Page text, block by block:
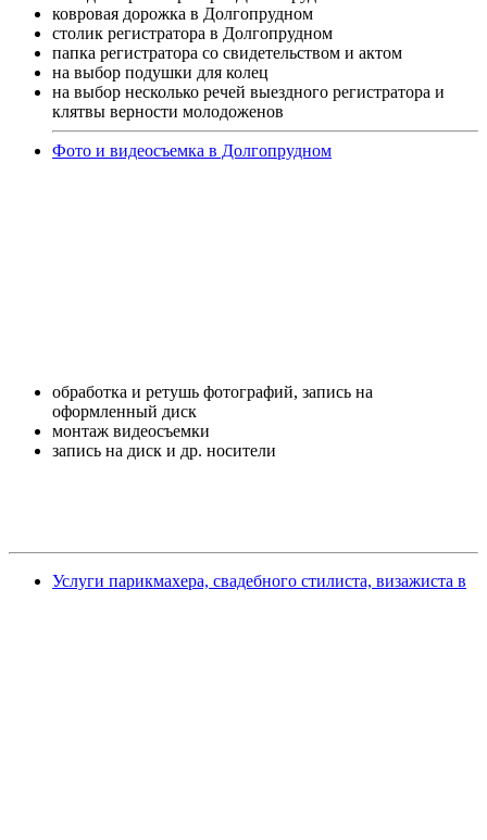
ковровая дорожка в Долгопрудном
столик регистратора в Долгопрудном
папка регистратора со свидетельством и актом
на выбор подушки для колец
на выбор несколько речей выездного регистратора и
клятвы верности молодоженов
Фото и видеосъемка в Долгопрудном
обработка и ретушь фотографий, запись на
оформленный диск
монтаж видеосъемки
запись на диск и др. носители
Услуги парикмахера, свадебного стилиста, визажиста в